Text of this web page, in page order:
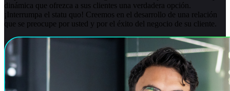
dinámica que ofrezca a sus clientes una verdadera opción.
¡Interrumpa el statu quo! Creemos en el desarrollo de una relación
que se preocupe por usted y por el éxito del negocio de su cliente.